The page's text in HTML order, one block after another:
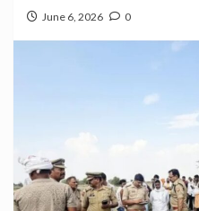
June 6, 2026 0